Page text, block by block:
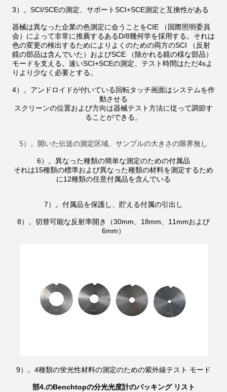
3）。SCI/SCEの測定、サポートSCI+SCE測定と互換性がある
器械は異なった企業の色測定に会うことをCIE （国際照明委員
会）によって非常に推薦するあるD/8幾何学を採用する。それは
色の変更の検出するためによりよくのための両方のSCI （反射
鏡の部品は含んでいた）およびSCE （除かれる鏡の様な部品）
モードを支える。速いSCI+SCEの測定、テスト時間はただ4sよ
りより少なく必要とする。
4）。アンドロイドが付いている回転タッチ画面はシステムを作
動させる
スクリーンの位置および方向は器械テスト方法に従って調節す
ることができる。
5）。開いた伝送の測定区域、サンプルの大きさの限界無し
6）。異なった種類の簡単な測定のための付属品
それは15種類の標準および異なった種類の材料を測定するため
に12種類の任意付属品を含んでいる
7）。付属品を保護し、貯える付属の引出し
8）。切替可能な反射率開き（30mm、18mm、11mmおよび
6mm）
9）。4種類の蛍光性材料の測定のための紫外線テスト モード
部4.のBenchtopの分光光度計のパッキング リスト